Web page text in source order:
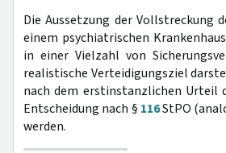
Die Aussetzung der Vollstreckung
einem psychiatrischen
in einer Vielzahl von
realistische Verteidigungsziel
nach dem erstinstanzlichen Urteil
Entscheidung nach § 116StPO
werden.